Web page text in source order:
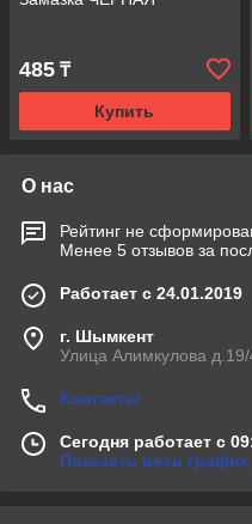
485 ₸
Купить
О нас
Рейтинг не
Менее 5 отзывов за
Работает с 24.01.2019
г. Шымкент
Улица Алимкулова
Контакты
Сегодня работает с
Показать весь